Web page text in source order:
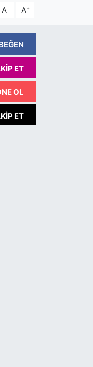
A- A+
BEĞEN
ET
OL
ET